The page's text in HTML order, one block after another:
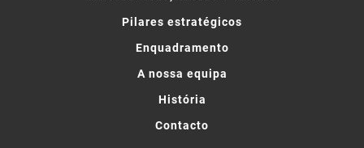
Pilares estratégicos
Enquadramento
A nossa equipa
História
Contacto